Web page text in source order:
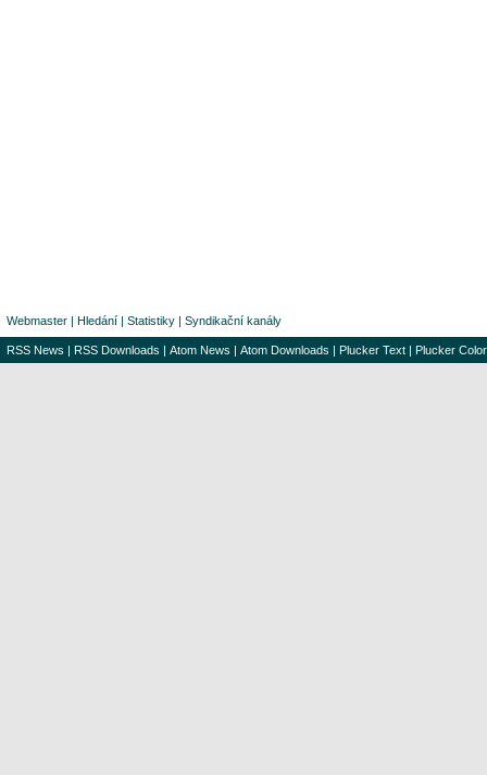
Webmaster | Hledání | Statistiky | Syndikační kanály
RSS News | RSS Downloads | Atom News | Atom Downloads | Plucker Text | Plucker Color